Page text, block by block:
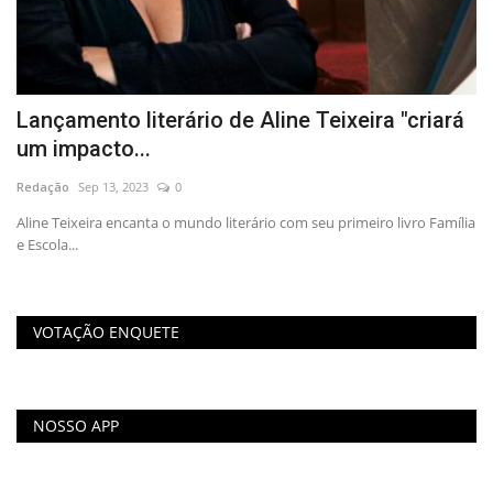
Lançamento literário de Aline Teixeira "criará
um impacto...
Redação Sep 13, 2023 0
Aline Teixeira encanta o mundo literário com seu primeiro livro Família
e Escola...
VOTAÇÃO ENQUETE
NOSSO APP